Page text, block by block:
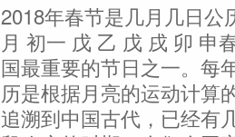
2018年春节是几月几日公
月 初一 戊 乙 戊 戌 卯 申
国最重要的节日之一。每
历是根据月亮的运动计算
追溯到中国古代，已经有